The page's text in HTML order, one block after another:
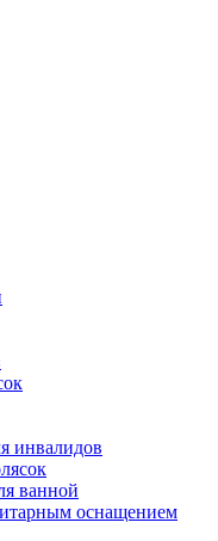
инвалидов
ванной
оснащением